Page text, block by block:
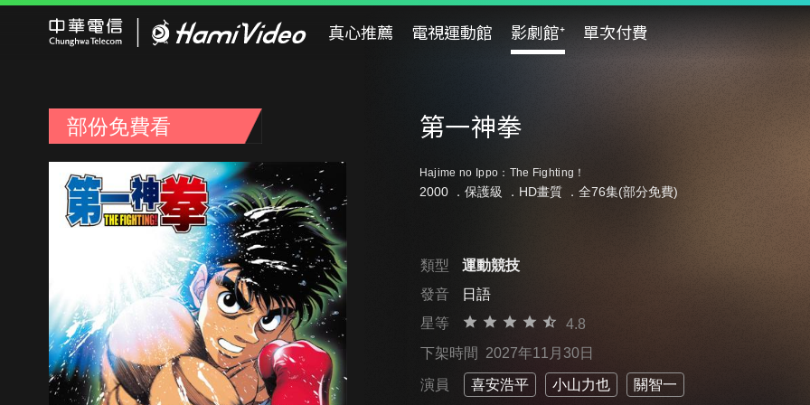
真心推薦 電視運動館 影劇館⁺ 單次付費
部份免費看 第一神拳
Hajime no Ippo：The Fighting！
2000 ． 保護級 ．HD畫質 ．全76集(部分免費)
類型
運動競技
發音
日語
星等
4.8
下架時間 2027年11月30日
演員 喜安浩平 小山力也 關智一